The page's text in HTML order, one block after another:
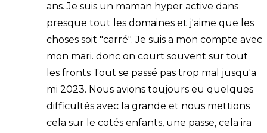
ans. Je suis un maman hyper active dans
presque tout les domaines et j'aime que les
choses soit "carré". Je suis a mon compte avec
mon mari. donc on court souvent sur tout
les fronts Tout se passé pas trop mal jusqu'a
mi 2023. Nous avions toujours eu quelques
difficultés avec la grande et nous mettions
cela sur le cotés enfants, une passe, cela ira